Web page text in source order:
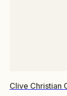
Clive Christian